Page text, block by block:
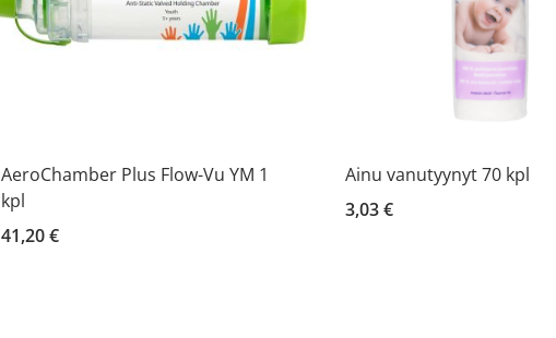
AeroChamber Plus Flow-Vu YM 1
kpl
41,20 €
Ainu vanutyynyt 70 kpl
3,03 €